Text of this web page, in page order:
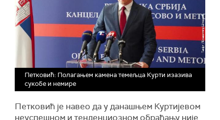
Петковић: Полагањем камена темељца Курти изазива
сукобе и немире
Петковић је навео да у данашњем Куртијевом
неуспешном и тенденциозном обраћању није